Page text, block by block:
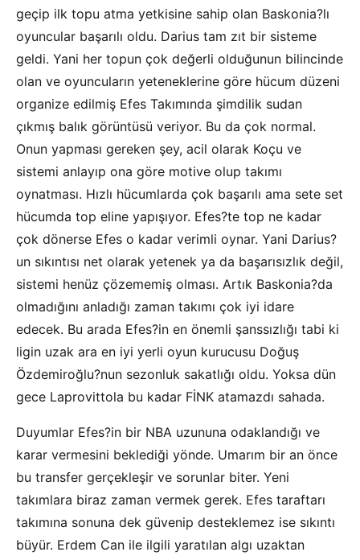
geçip ilk topu atma yetkisine sahip olan Baskonia?lı
oyuncular başarılı oldu. Darius tam zıt bir sisteme
geldi. Yani her topun çok değerli olduğunun bilincinde
olan ve oyuncuların yeteneklerine göre hücum düzeni
organize edilmiş Efes Takımında şimdilik sudan
çıkmış balık görüntüsü veriyor. Bu da çok normal.
Onun yapması gereken şey, acil olarak Koçu ve
sistemi anlayıp ona göre motive olup takımı
oynatması. Hızlı hücumlarda çok başarılı ama sete set
hücumda top eline yapışıyor. Efes?te top ne kadar
çok dönerse Efes o kadar verimli oynar. Yani Darius?
un sıkıntısı net olarak yetenek ya da başarısızlık değil,
sistemi henüz çözememiş olması. Artık Baskonia?da
olmadığını anladığı zaman takımı çok iyi idare
edecek. Bu arada Efes?in en önemli şanssızlığı tabi ki
ligin uzak ara en iyi yerli oyun kurucusu Doğuş
Özdemiroğlu?nun sezonluk sakatlığı oldu. Yoksa dün
gece Laprovittola bu kadar FİNK atamazdı sahada.
Duyumlar Efes?in bir NBA uzununa odaklandığı ve
karar vermesini beklediği yönde. Umarım bir an önce
bu transfer gerçekleşir ve sorunlar biter. Yeni
takımlara biraz zaman vermek gerek. Efes taraftarı
takımına sonuna dek güvenip desteklemez ise sıkıntı
büyür. Erdem Can ile ilgili yaratılan algı uzaktan